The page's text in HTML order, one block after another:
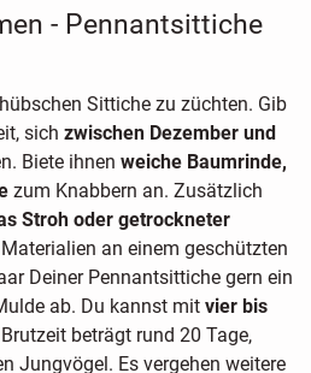
- Pennantsittiche
Sittiche zu züchten. Gib
sich zwischen Dezember und
Biete ihnen weiche Baumrinde,
zum Knabbern an. Zusätzlich
Stroh oder getrockneter
an einem geschützten
Deiner Pennantsittiche gern ein
ab. Du kannst mit vier bis
beträgt rund 20 Tage,
Jungvögel. Es vergehen weitere